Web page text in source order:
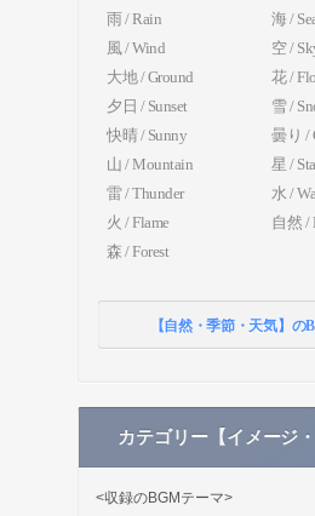
雨 / Rain
海 /
風 / Wind
空 /
大地 / Ground
花 /
夕日 / Sunset
雪 /
快晴 / Sunny
曇り /
山 / Mountain
星 /
雷 / Thunder
水 /
火 / Flame
自然 /
森 / Forest
【自然・季節・天気】の
カテゴリー【イメージ
<収録のBGMテーマ>